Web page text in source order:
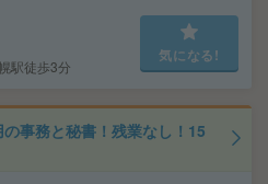
駅徒歩3分
気になる!
の事務と秘書！残業なし！15